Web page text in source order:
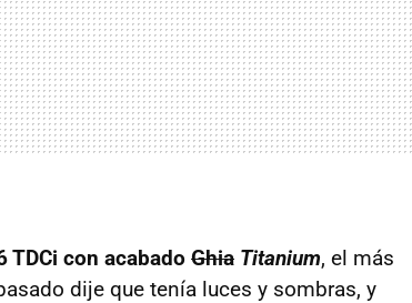
TDCi con acabado Ghia Titanium, el más
dije que tenía luces y sombras, y